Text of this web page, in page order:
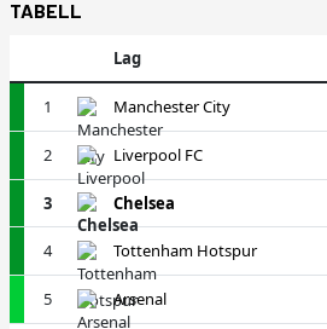
TABELL
Lag
1 Manchester City
2 Liverpool FC
3 Chelsea
4 Tottenham Hotspur
5 Arsenal